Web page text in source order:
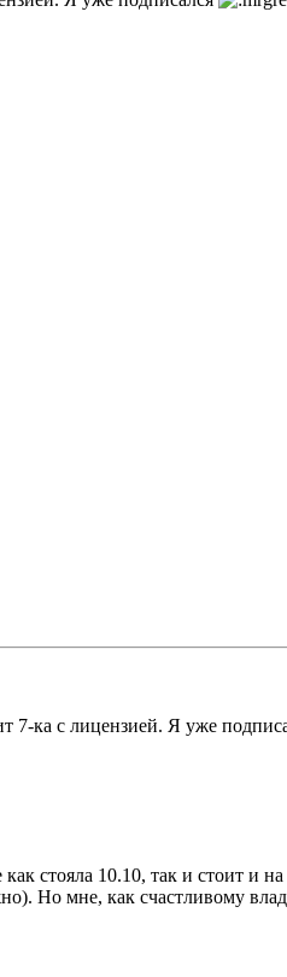
7-ка с лицензией. Я уже
стояла 10.10, так и стоит и
Но мне, как счастливому